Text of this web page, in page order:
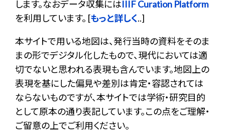
します。なおデータ収集にはIIIF Curation Platform
を利用しています。 [もっと詳しく..]
本サイトで用いる地図は、発行当時の資料をそのま
まの形でデジタル化したもので、現代においては適
切でないと思われる表現も含んでいます。地図上の
表現を基にした偏見や差別は肯定・容認されては
ならないものですが、本サイトでは学術・研究目的
として原本の通り表記しています。この点をご理解・
ご留意の上でご利用ください。